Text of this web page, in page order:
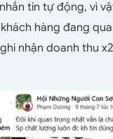
tin tự động, vì
hàng đang
nhận doanh thu